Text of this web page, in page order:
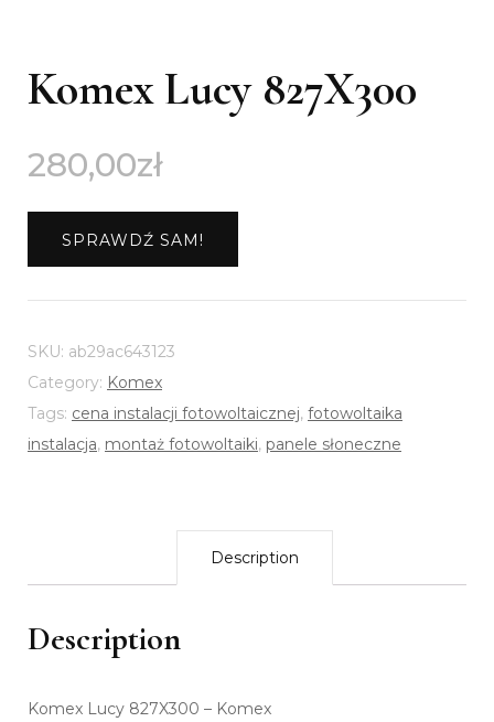
Komex Lucy 827X300
280,00zł
SPRAWDŹ SAM!
SKU: ab29ac643123
Category: Komex
Tags: cena instalacji fotowoltaicznej, fotowoltaika
instalacja, montaż fotowoltaiki, panele słoneczne
Description
Description
Komex Lucy 827X300 – Komex